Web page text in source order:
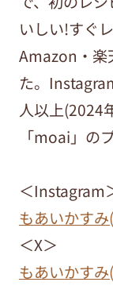
いしい!すぐ
Amazon・楽
た。
人以上(2024
「moai」の
＜Instagram
もあいかす
＜X＞
もあいかすみ(